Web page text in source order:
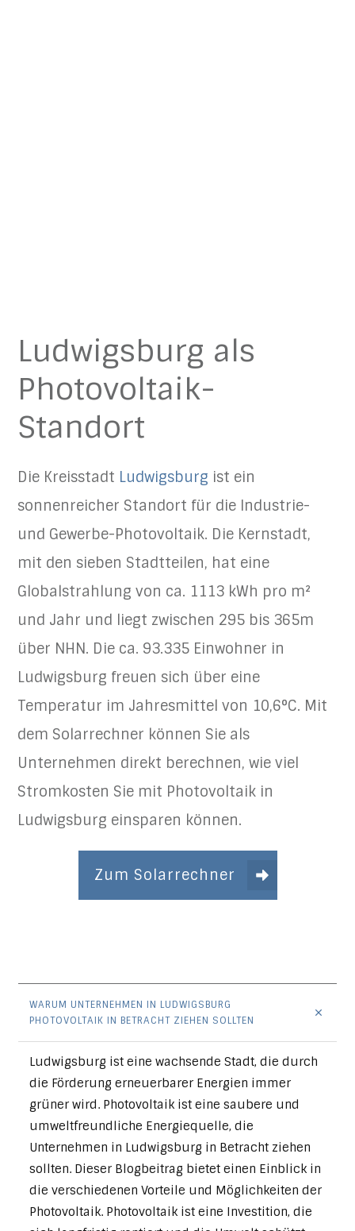
Ludwigsburg als
Photovoltaik-
Standort
Die Kreisstadt Ludwigsburg ist ein
sonnenreicher Standort für die Industrie-
und Gewerbe-Photovoltaik. Die Kernstadt,
mit den sieben Stadtteilen, hat eine
Globalstrahlung von ca. 1113 kWh pro m²
und Jahr und liegt zwischen 295 bis 365m
über NHN. Die ca. 93.335 Einwohner in
Ludwigsburg freuen sich über eine
Temperatur im Jahresmittel von 10,6°C. Mit
dem Solarrechner können Sie als
Unternehmen direkt berechnen, wie viel
Stromkosten Sie mit Photovoltaik in
Ludwigsburg einsparen können.
Zum Solarrechner
WARUM UNTERNEHMEN IN LUDWIGSBURG
PHOTOVOLTAIK IN BETRACHT ZIEHEN SOLLTEN
Ludwigsburg ist eine wachsende Stadt, die durch
die Förderung erneuerbarer Energien immer
grüner wird. Photovoltaik ist eine saubere und
umweltfreundliche Energiequelle, die
Unternehmen in Ludwigsburg in Betracht ziehen
sollten. Dieser Blogbeitrag bietet einen Einblick in
die verschiedenen Vorteile und Möglichkeiten der
Photovoltaik. Photovoltaik ist eine Investition, die